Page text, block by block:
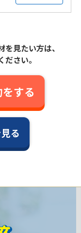
見たい方は、
さい。
する
る